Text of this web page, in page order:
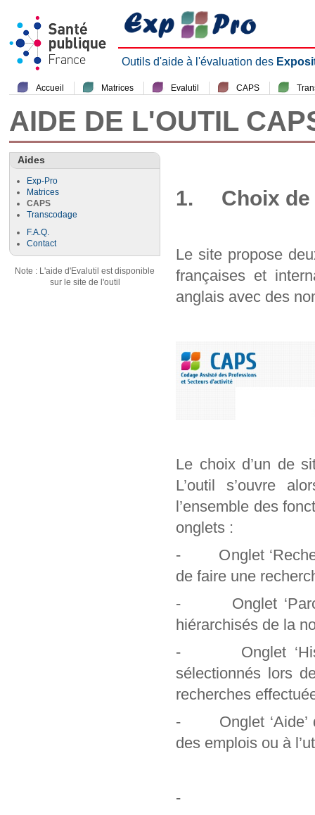
Outils d'aide à l'évaluation des
Accueil Matrices Evalutil CAPS
AIDE DE L'OUTIL
Aides
Exp-Pro
Matrices
CAPS
Transcodage
F.A.Q.
Contact
Note : L'aide d'Evalutil est disponible
sur le site de l'outil
1. Choix de
Le site propose
françaises et
anglais avec des
Le choix d’un de
L’outil s’ouvre
l’ensemble des
onglets :
- Onglet
de faire une
- Onglet
hiérarchisés de la
- Onglet
sélectionnés lors
recherches
- Onglet ‘Aide’
des emplois ou à
-